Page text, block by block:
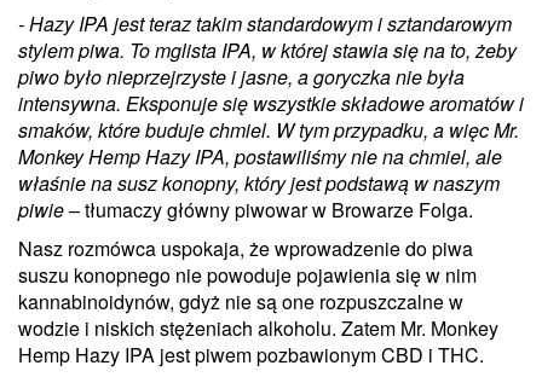
- Hazy IPA jest teraz takim standardowym i sztandarowym
stylem piwa. To mglista IPA, w której stawia się na to, żeby
piwo było nieprzejrzyste i jasne, a goryczka nie była
intensywna. Eksponuje się wszystkie składowe aromatów i
smaków, które buduje chmiel. W tym przypadku, a więc Mr.
Monkey Hemp Hazy IPA, postawiliśmy nie na chmiel, ale
właśnie na susz konopny, który jest podstawą w naszym
piwie– tłumaczy główny piwowar w Browarze Folga.
Nasz rozmówca uspokaja, że wprowadzenie do piwa
suszu konopnego nie powoduje pojawienia się w nim
kannabinoidynów, gdyż nie są one rozpuszczalne w
wodzie i niskich stężeniach alkoholu. Zatem Mr. Monkey
Hemp Hazy IPA jest piwem pozbawionym CBD i THC.